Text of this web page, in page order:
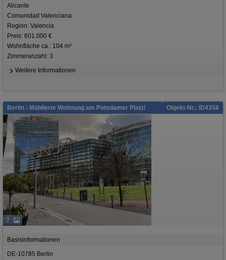
Alicante
Comunidad Valenciana
Region: Valencia
Preis: 601.000 €
Wohnfläche ca.: 104 m²
Zimmeranzahl: 3
Weitere Informationen
Berlin : Möblierte Wohnung am Potsdamer Platz! Objekt-Nr.: ID4358
2
Basisinformationen
DE-10785 Berlin